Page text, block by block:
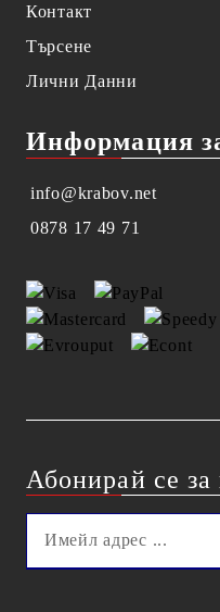
Контакт
Търсене
Лични Данни
Информация
info@krabov.net
0878 17 49 71
Абонирай се